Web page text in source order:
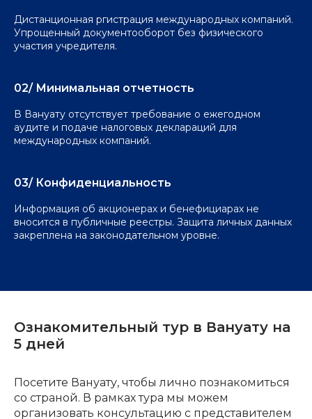
Дистанционная ргистрация международных компаний.
Упрощенный документооборот без физического
участия учредителя.
02/ Минимальная отчетность
В Вануату отсутствует требование о ежегодном
аудите и подаче налоговых деклараций для
международных компаний.
03/ Конфиденциальность
Информация об акционерах и бенефициарах не
вносится в публичные реестры. Защита личных данных
закреплена на законодательном уровне.
Ознакомительный тур в Вануату на
5 дней
Посетите Вануату, чтобы лично познакомиться
со страной. В рамках тура мы можем
организовать консультацию с представителем